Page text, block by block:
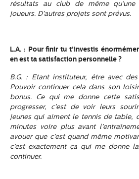
résultats au club de même
joueurs. D’autres projets sont prévus.
L.A. : Pour finir tu t’investis
en est ta satisfaction personnelle ?
B.G. : Etant instituteur, être avec
Pouvoir continuer cela dans son
bonus. Ce qui me donne cette
progresser, c’est de voir leurs
jeunes qui aiment le tennis de table,
minutes voire plus avant
avouer que c’est quand même
c’est exactement ça qui me donne
continuer.